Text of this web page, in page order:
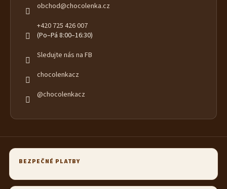
obchod@chocolenka.cz
+420 725 426 007
(Po–Pá 8:00–16:30)
Sledujte nás na FB
chocolenkacz
@chocolenkacz
BEZPEČNÉ PLATBY